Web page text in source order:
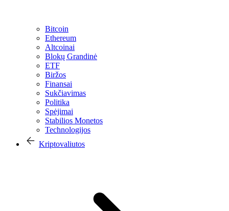
Bitcoin
Ethereum
Altcoinai
Blokų Grandinė
ETF
Biržos
Finansai
Sukčiavimas
Politika
Spėjimai
Stabilios Monetos
Technologijos
Kriptovaliutos